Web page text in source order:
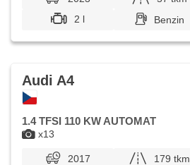
2 l
Benzin
x13
Audi A4
1.4 TFSI 110 KW AUTOMAT
2017 179 tkm